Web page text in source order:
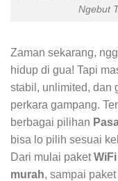
Ngebut
Zaman sekarang,
hidup di gua! Tapi
stabil, unlimited, dan
perkara gampang.
berbagai pilihan
bisa lo pilih sesuai
Dari mulai paket
murah, sampai